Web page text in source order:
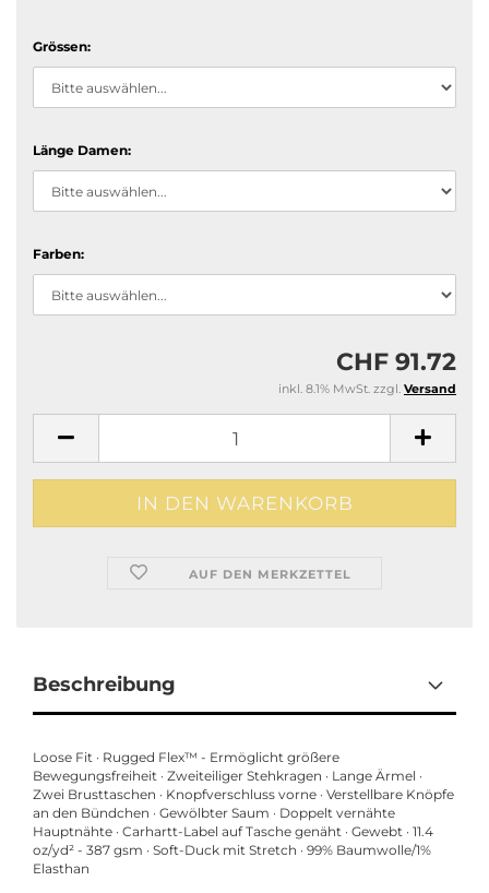
Grössen:
Länge Damen:
Farben:
CHF 91.72
inkl. 8.1% MwSt. zzgl. Versand
AUF DEN MERKZETTEL
Beschreibung
Loose Fit · Rugged Flex™ - Ermöglicht größere
Bewegungsfreiheit · Zweiteiliger Stehkragen · Lange Ärmel ·
Zwei Brusttaschen · Knopfverschluss vorne · Verstellbare Knöpfe
an den Bündchen · Gewölbter Saum · Doppelt vernähte
Hauptnähte · Carhartt-Label auf Tasche genäht · Gewebt · 11.4
oz/yd² - 387 gsm · Soft-Duck mit Stretch · 99% Baumwolle/1%
Elasthan